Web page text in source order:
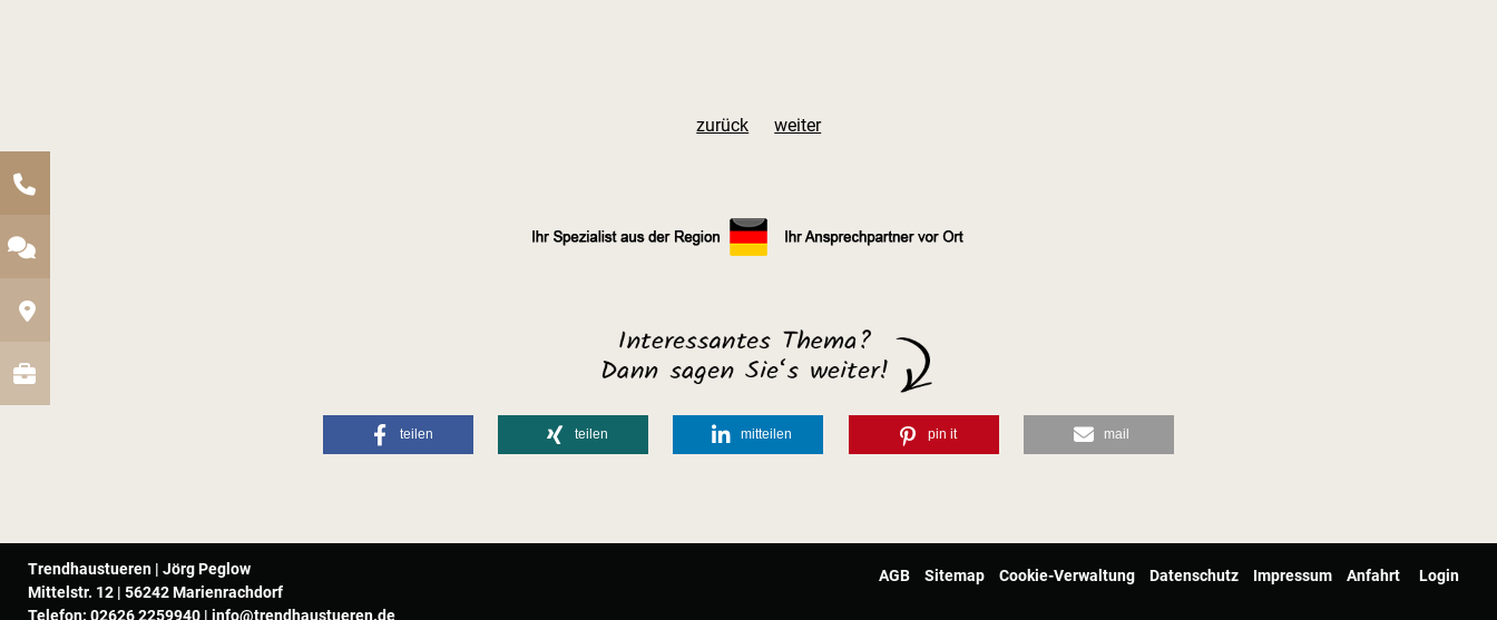
zurück weiter
teilen teilen mitteilen pin it mail
AGB Sitemap Cookie-Verwaltung Datenschutz Impressum Anfahrt Login
Trendhaustueren | Jörg Peglow
Mittelstr. 12 | 56242 Marienrachdorf
Telefon:02626 2259940 |info@trendhaustueren.de